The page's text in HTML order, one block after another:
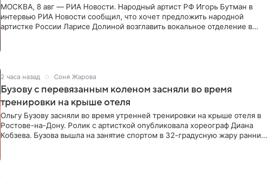
МОСКВА, 8 авг — РИА Новости. Народный артист РФ Игорь Бутман в
интервью РИА Новости сообщил, что хочет предложить народной
артистке России Ларисе Долиной возглавить вокальное отделение в
2 часа назад Соня Жарова
Бузову с перевязанным коленом засняли во время
тренировки на крыше отеля
Ольгу Бузову засняли во время утренней тренировки на крыше отеля в
Ростове-на-Дону. Ролик с артисткой опубликовала хореограф Диана
Кобзева. Бузова вышла на занятие спортом в 32-градусную жару ранним